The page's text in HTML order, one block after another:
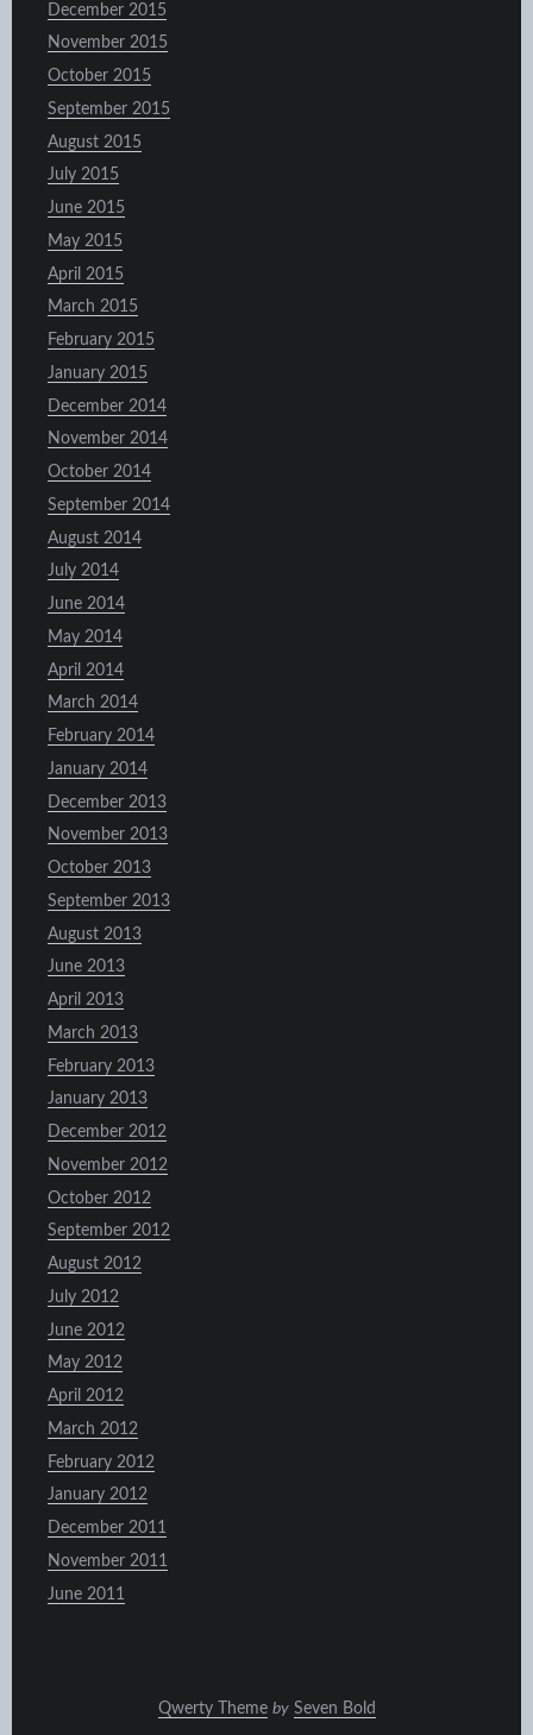
December 2015
November 2015
October 2015
September 2015
August 2015
July 2015
June 2015
May 2015
April 2015
March 2015
February 2015
January 2015
December 2014
November 2014
October 2014
September 2014
August 2014
July 2014
June 2014
May 2014
April 2014
March 2014
February 2014
January 2014
December 2013
November 2013
October 2013
September 2013
August 2013
June 2013
April 2013
March 2013
February 2013
January 2013
December 2012
November 2012
October 2012
September 2012
August 2012
July 2012
June 2012
May 2012
April 2012
March 2012
February 2012
January 2012
December 2011
November 2011
June 2011
Qwerty Theme by Seven Bold